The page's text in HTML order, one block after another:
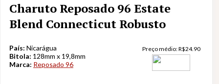
Charuto Reposado 96 Estate
Blend Connecticut Robusto
País: Nicarágua
Bitola: 128mm x 19,8mm
Marca: Reposado 96
Preço médio:R$24.90